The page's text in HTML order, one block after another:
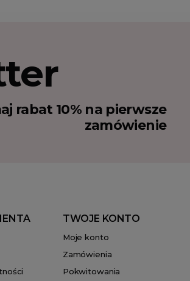
rabat 10% na pierwsze
zamówienie
TWOJE KONTO
Moje konto
Zamówienia
Pokwitowania